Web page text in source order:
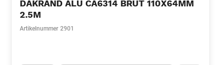
DAKRAND ALU CA6314 BRUT 110X64MM
2.5M
Artikelnummer 2901